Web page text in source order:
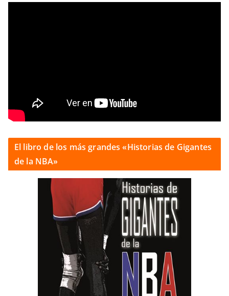
El libro de los más grandes «Historias de Gigantes
de la NBA»